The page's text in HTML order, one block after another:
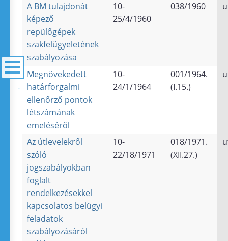
A BM tulajdonát
képező
repülőgépek
szakfelügyeletének
szabályozása
10-
25/4/1960
038/1960
Megnövekedett
határforgalmi
ellenőrző pontok
létszámának
emeléséről
10-
24/1/1964
001/1964.
(I.15.)
Az útlevelekről
szóló
jogszabályokban
foglalt
rendelkezésekkel
kapcsolatos belügyi
feladatok
szabályozásáról
10-
22/18/1971
018/1971.
(XII.27.)